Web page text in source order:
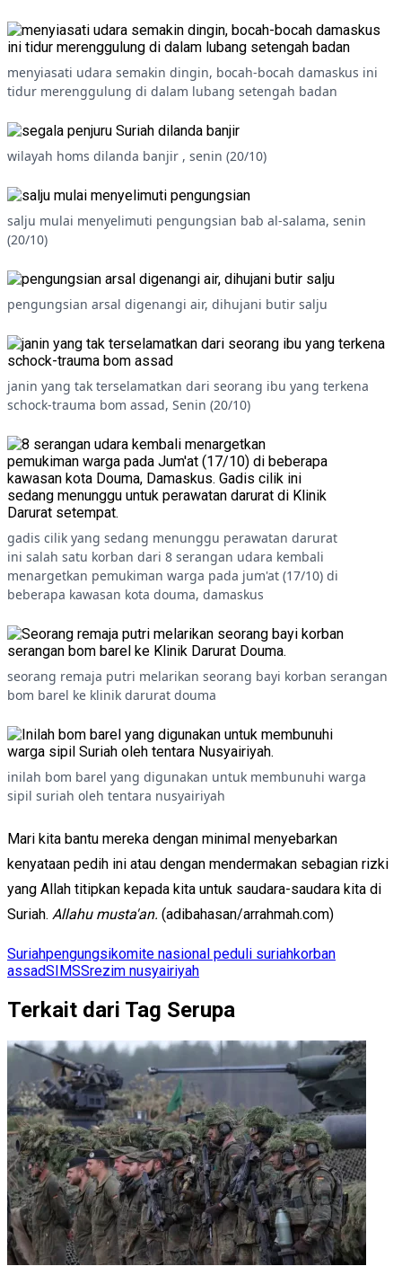
menyiasati udara semakin dingin, bocah-bocah damaskus ini
tidur merenggulung di dalam lubang setengah badan
wilayah homs dilanda banjir , senin (20/10)
salju mulai menyelimuti pengungsian bab al-salama, senin
(20/10)
pengungsian arsal digenangi air, dihujani butir salju
janin yang tak terselamatkan dari seorang ibu yang terkena
schock-trauma bom assad, Senin (20/10)
gadis cilik yang sedang menunggu perawatan darurat
ini salah satu korban dari 8 serangan udara kembali
menargetkan pemukiman warga pada jum'at (17/10) di
beberapa kawasan kota douma, damaskus
seorang remaja putri melarikan seorang bayi korban serangan
bom barel ke klinik darurat douma
inilah bom barel yang digunakan untuk membunuhi warga
sipil suriah oleh tentara nusyairiyah
Mari kita bantu mereka dengan minimal menyebarkan
kenyataan pedih ini atau dengan mendermakan sebagian rizki
yang Allah titipkan kepada kita untuk saudara-saudara kita di
Suriah. Allahu musta'an. (adibahasan/arrahmah.com)
Suriahpengungsikomite nasional peduli suriahkorban
assadSIMSSrezim nusyairiyah
Terkait dari Tag Serupa